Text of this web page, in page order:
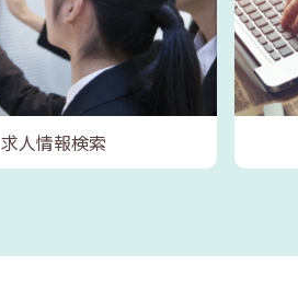
求人情報検索